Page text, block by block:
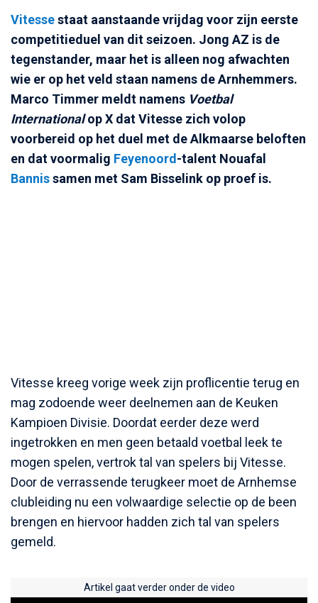
Vitessestaat aanstaande vrijdag voor zijn eerste
competitieduel van dit seizoen. Jong AZ is de
tegenstander, maar het is alleen nog afwachten
wie er op het veld staan namens de Arnhemmers.
Marco Timmer meldt namens Voetbal
Internationalop X dat Vitesse zich volop
voorbereid op het duel met de Alkmaarse beloften
en dat voormalig Feyenoord -talent Nouafal
Bannissamen met Sam Bisselink op proef is.
Vitesse kreeg vorige week zijn proflicentie terug en
mag zodoende weer deelnemen aan de Keuken
Kampioen Divisie. Doordat eerder deze werd
ingetrokken en men geen betaald voetbal leek te
mogen spelen, vertrok tal van spelers bij Vitesse.
Door de verrassende terugkeer moet de Arnhemse
clubleiding nu een volwaardige selectie op de been
brengen en hiervoor hadden zich tal van spelers
gemeld.
Artikel gaat verder onder de video